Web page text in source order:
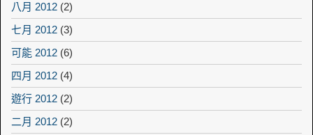
八月 2012 (2)
七月 2012 (3)
可能 2012 (6)
四月 2012 (4)
遊行 2012 (2)
二月 2012 (2)